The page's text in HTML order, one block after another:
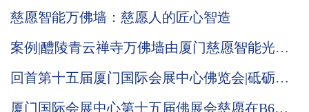
慈愿智能万佛墙：慈愿人的匠心智造
案例|醴陵青云禅寺万佛墙由厦门慈愿智能光明
回首第十五届厦门国际会展中心佛览会|砥砺奋
厦门国际会展中心第十五届佛展会慈愿在B6区